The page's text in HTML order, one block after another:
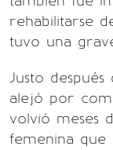
rehabilitarse
tuvo una
Justo después
alejó por
volvió meses
femenina